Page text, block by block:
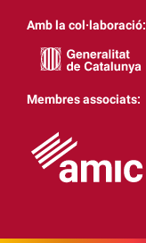
Amb la col·laboració:
Membres associats: